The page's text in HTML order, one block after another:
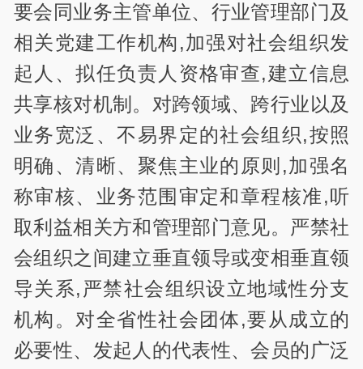
要会同业务主管单位、行业管理部门及
相关党建工作机构,加强对社会组织发
起人、拟任负责人资格审查,建立信息
共享核对机制。对跨领域、跨行业以及
业务宽泛、不易界定的社会组织,按照
明确、清晰、聚焦主业的原则,加强名
称审核、业务范围审定和章程核准,听
取利益相关方和管理部门意见。严禁社
会组织之间建立垂直领导或变相垂直领
导关系,严禁社会组织设立地域性分支
机构。对全省性社会团体,要从成立的
必要性、发起人的代表性、会员的广泛